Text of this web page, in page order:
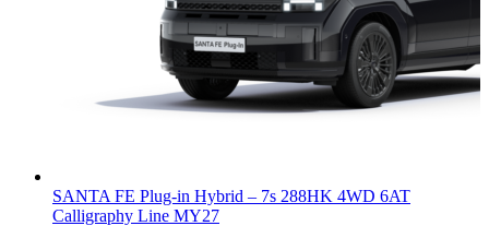
SANTA FE Plug-in Hybrid – 7s 288HK 4WD 6AT
Calligraphy Line MY27